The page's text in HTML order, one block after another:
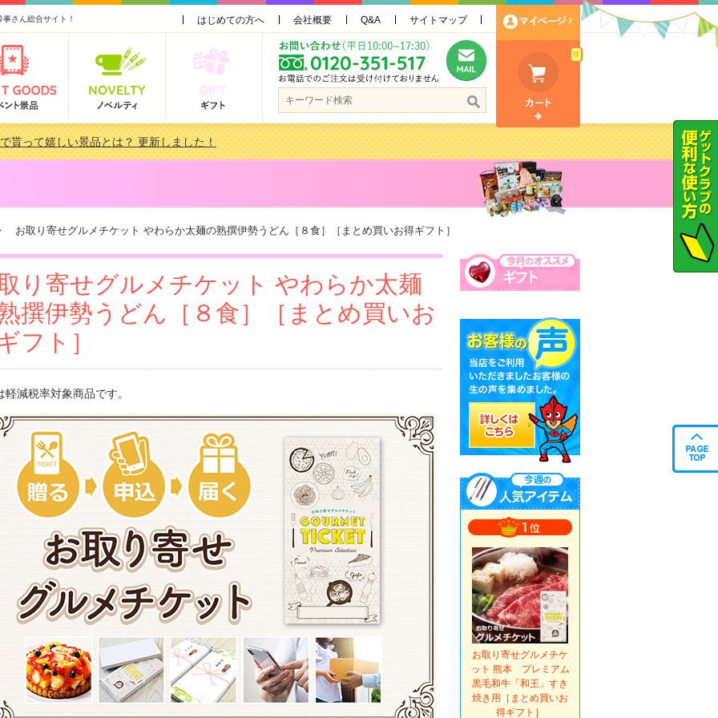
さん総合サイト！ はじめての方へ 会社概要 Q&A サイトマップ
0
貰って嬉しい景品とは？ 更新しました！
3000円未満［2000円～2999円編］もらってうれしい人気ラ…
り寄せグルメチケット やわらか太麺の熟撰伊勢うどん［８食］［まとめ買いお得ギフト］
り寄せグルメチケット やわらか太麺
撰伊勢うどん［８食］［まとめ買いお
フト］
減税率対象商品です。
お取り寄せグルメチケ
ット 熊本 プレミアム
黒毛和牛「和王」すき
焼き用［まとめ買いお
得ギフト］